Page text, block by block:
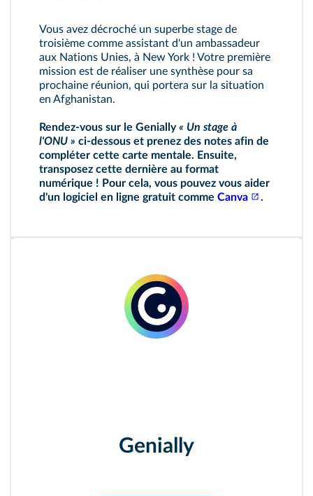
Vous avez décroché un superbe stage de
troisième comme assistant d'un ambassadeur
aux Nations Unies, à New York ! Votre première
mission est de réaliser une synthèse pour sa
prochaine réunion, qui portera sur la situation
en Afghanistan.
Rendez‑vous sur le Genially« Un stage à
l'ONU » ci‑dessous et prenez des notes afin de
compléter cette carte mentale. Ensuite,
transposez cette dernière au format
numérique ! Pour cela, vous pouvez vous aider
d'un logiciel en ligne gratuit comme Canva .
Genially